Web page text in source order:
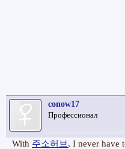
conow17
Профессионал
With 주소허브, I never have